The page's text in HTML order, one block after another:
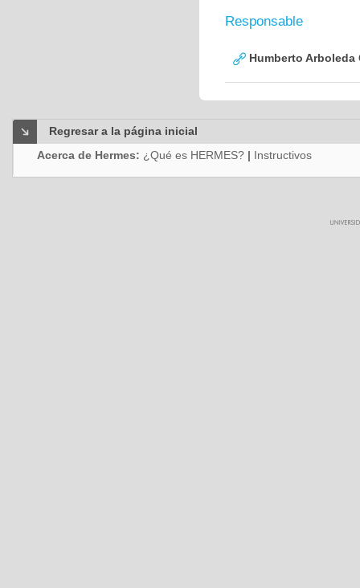
Responsable
Humberto Arboleda
Regresar a la página inicial
Acerca de Hermes: ¿Qué es HERMES? | Instructivos